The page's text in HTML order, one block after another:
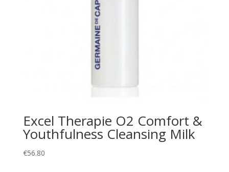
Excel Therapie O2 Comfort &
Youthfulness Cleansing Milk
€56.80